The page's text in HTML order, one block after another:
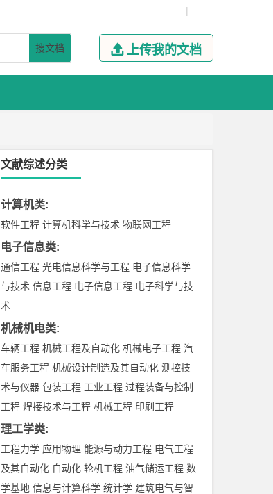
|
搜文档  上传我的文档
文献综述分类
计算机类:
软件工程 计算机科学与技术 物联网工程
电子信息类:
通信工程 光电信息科学与工程 电子信息科学
与技术 信息工程 电子信息工程 电子科学与技
术
机械机电类:
车辆工程 机械工程及自动化 机械电子工程 汽
车服务工程 机械设计制造及其自动化 测控技
术与仪器 包装工程 工业工程 过程装备与控制
工程 焊接技术与工程 机械工程 印刷工程
理工学类:
工程力学 应用物理 能源与动力工程 电气工程
及其自动化 自动化 轮机工程 油气储运工程 数
学基地 信息与计算科学 统计学 建筑电气与智